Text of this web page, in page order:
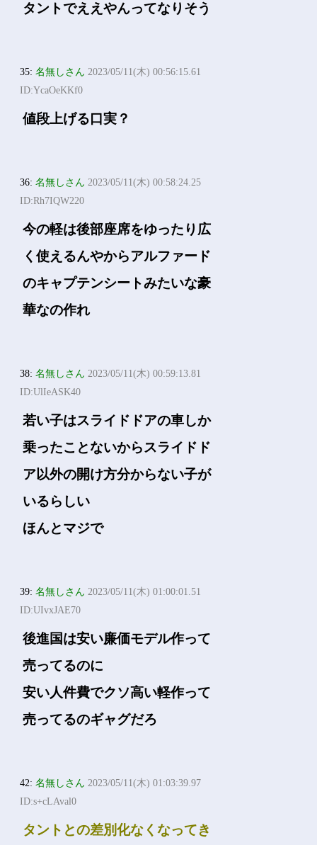
タントでええやんってなりそう
35:名無しさん 2023/05/11(木) 00:56:15.61
ID:YcaOeKKf0
値段上げる口実？
36:名無しさん 2023/05/11(木) 00:58:24.25
ID:Rh7IQW220
今の軽は後部座席をゆったり広
く使えるんやからアルファード
のキャプテンシートみたいな豪
華なの作れ
38:名無しさん 2023/05/11(木) 00:59:13.81
ID:UlIeASK40
若い子はスライドドアの車しか
乗ったことないからスライドド
ア以外の開け方分からない子が
いるらしい
ほんとマジで
39:名無しさん 2023/05/11(木) 01:00:01.51
ID:UIvxJAE70
後進国は安い廉価モデル作って
売ってるのに
安い人件費でクソ高い軽作って
売ってるのギャグだろ
42:名無しさん 2023/05/11(木) 01:03:39.97
ID:s+cLAval0
タントとの差別化なくなってき